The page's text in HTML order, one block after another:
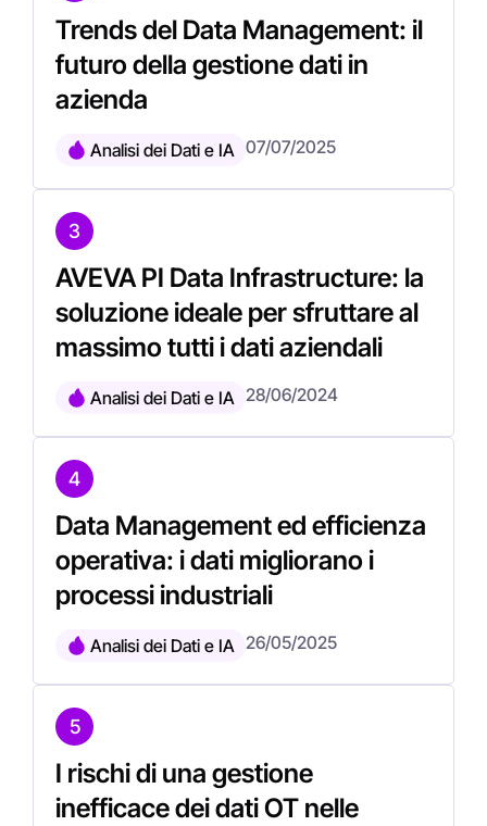
Trends del Data Management: il
futuro della gestione dati in
azienda
Analisi dei Dati e IA 07/07/2025
3
AVEVA PI Data Infrastructure: la
soluzione ideale per sfruttare al
massimo tutti i dati aziendali
Analisi dei Dati e IA 28/06/2024
4
Data Management ed efficienza
operativa: i dati migliorano i
processi industriali
Analisi dei Dati e IA 26/05/2025
5
I rischi di una gestione
inefficace dei dati OT nelle